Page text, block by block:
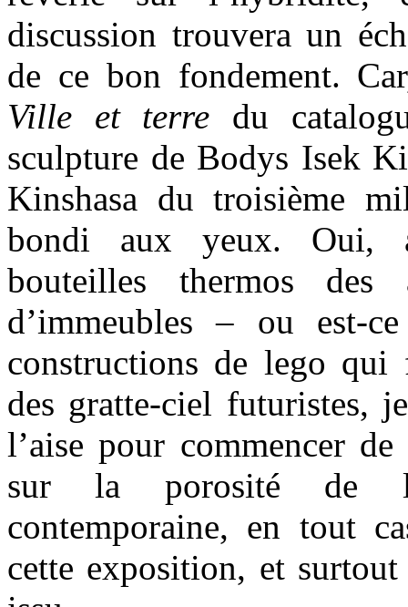
discussion trouvera un
de ce bon fondement.
Ville et terre du
sculpture de Bodys Isek
Kinshasa du troisième
bondi aux yeux. Oui,
bouteilles thermos
d’immeubles – ou est-
constructions de lego
des gratte-ciel futuristes,
l’aise pour commencer
sur la porosité de
contemporaine, en tout
cette exposition, et